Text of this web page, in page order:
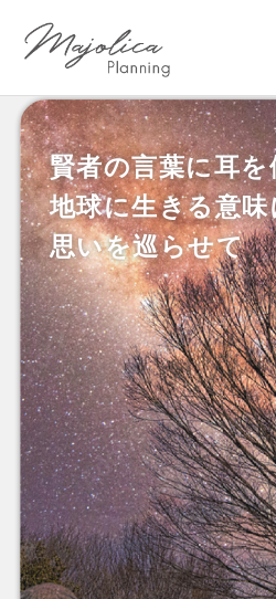
賢者とともに
新たな世界を創
リアルサイエンス
ファンタジー
賢者の言葉に耳を
地球に生きる意味
思いを巡らせて
複雑な社会のなか
心豊かに生きる
新たな視座を提
リアルサイエンス
ファンタジーの
知識と知恵の宝庫
～聖なる賢者の法則
● 地球や宇宙を俯瞰するような
識へと導ける人
● 私利私欲に走らず、他者、社
めに生きる人
● 老賢者のように深い叡智を持
純粋な心を持っている人
● 真理を洞察する知性を備える
思いやりをもっている人